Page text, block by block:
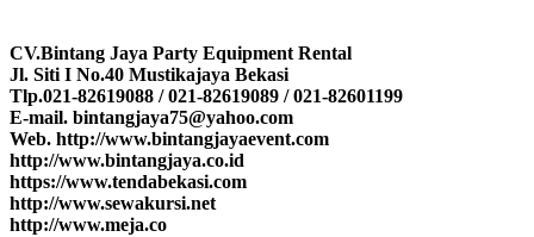
CV.Bintang Jaya Party Equipment Rental
Jl. Siti I No.40 Mustikajaya Bekasi
Tlp.021-82619088 / 021-82619089 / 021-82601199
E-mail. bintangjaya75@yahoo.com
Web. http://www.bintangjayaevent.com
http://www.bintangjaya.co.id
https://www.tendabekasi.com
http://www.sewakursi.net
http://www.meja.co